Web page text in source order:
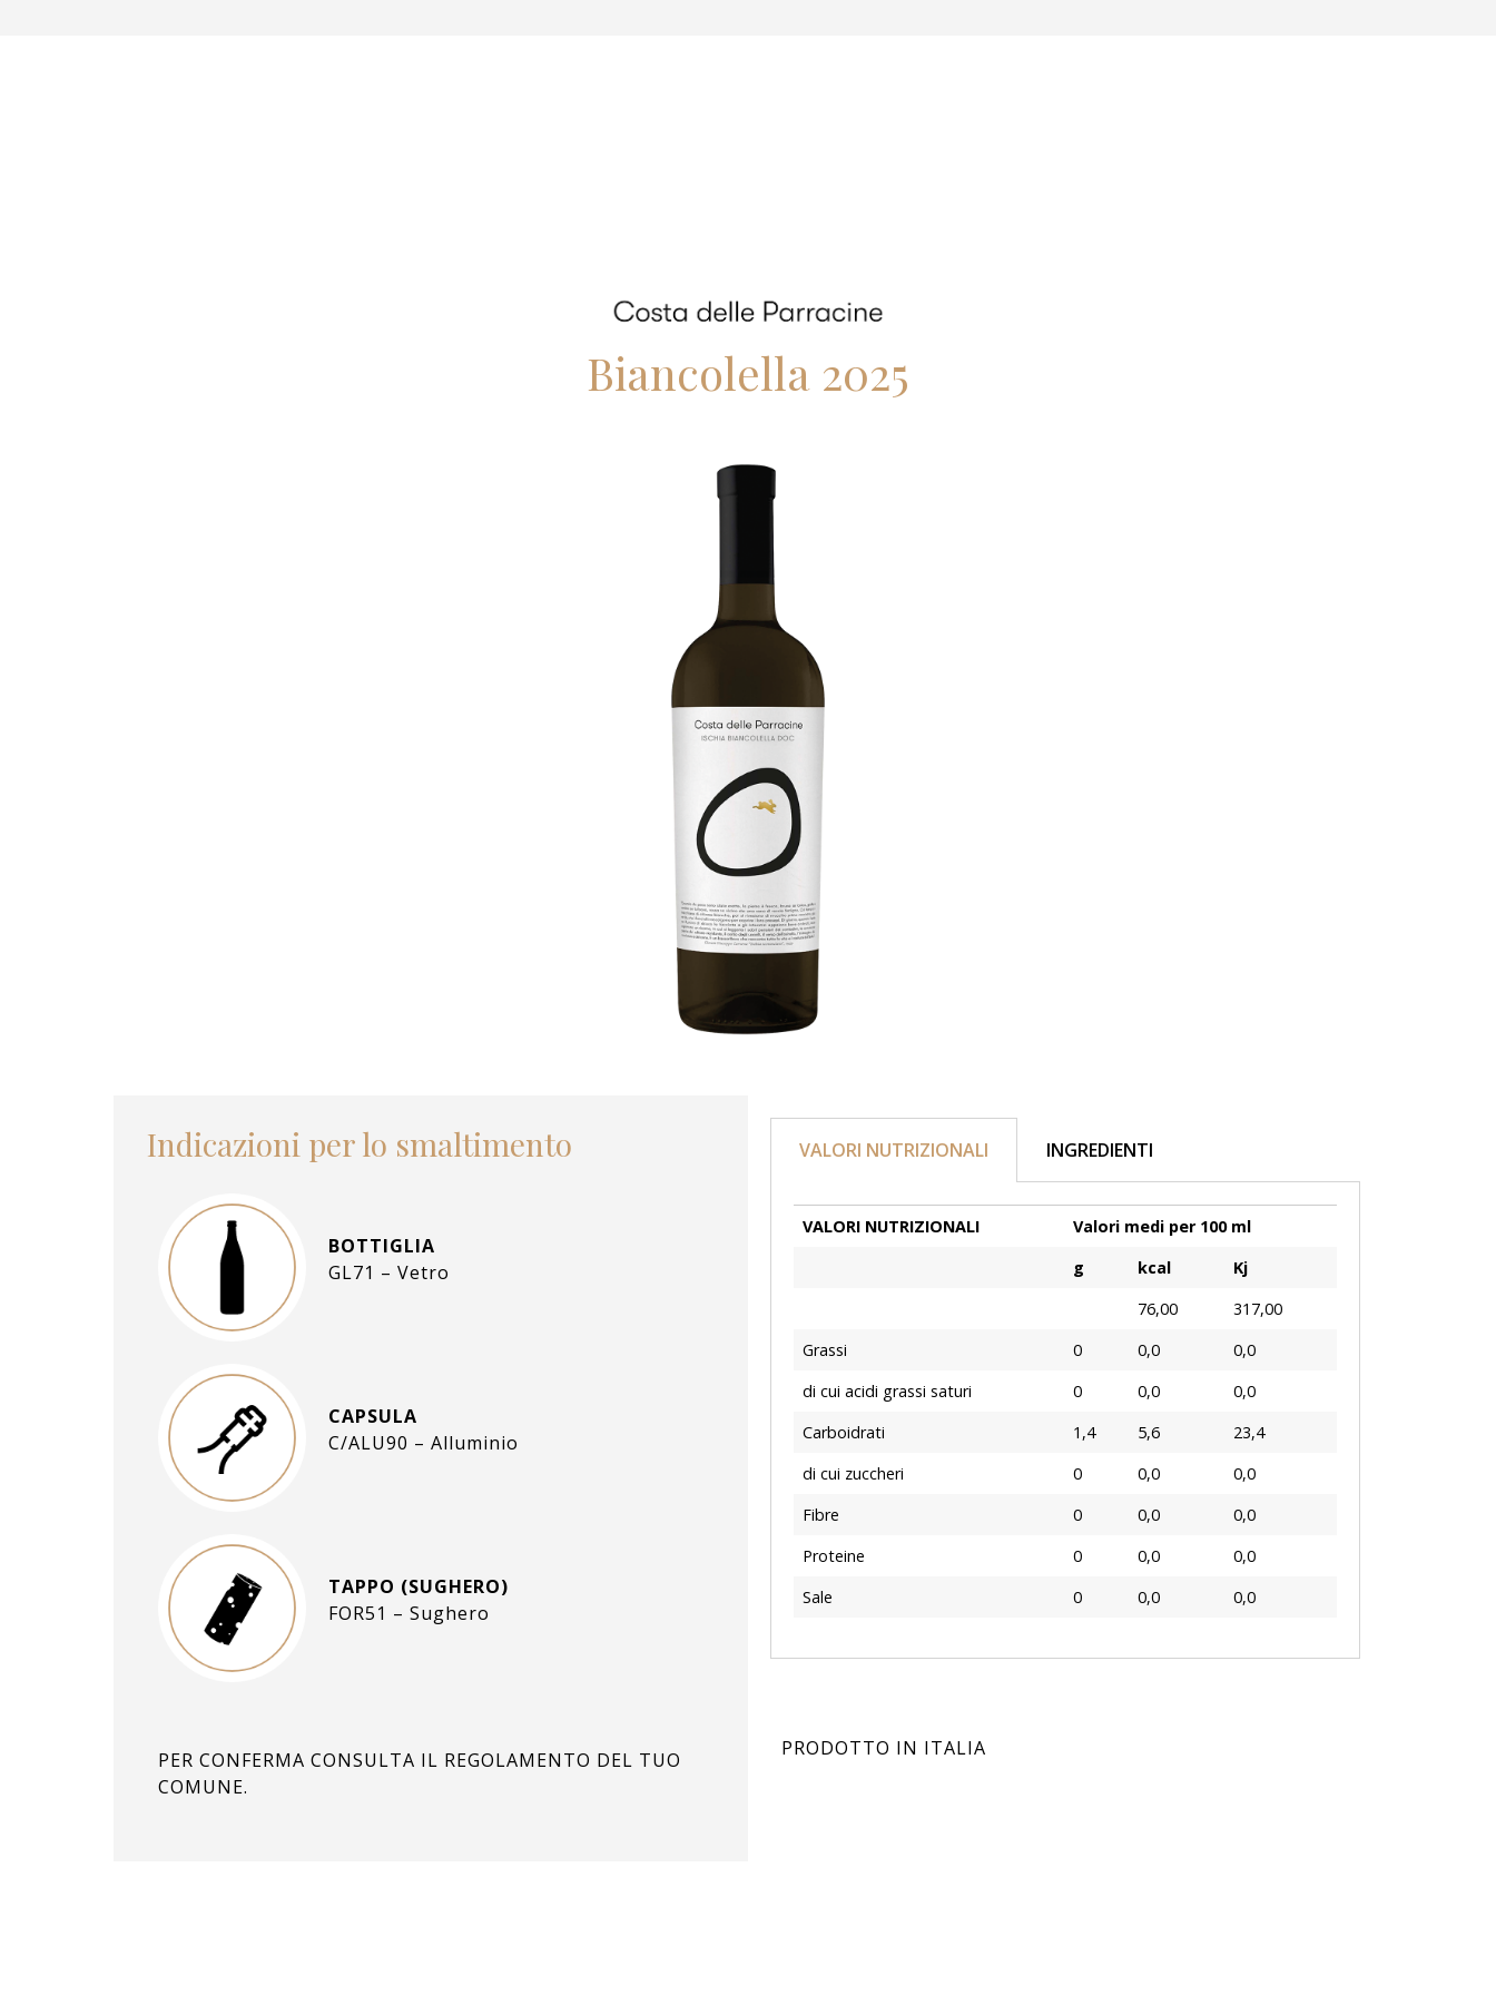
Biancolella 2025
Indicazioni per lo smaltimento
BOTTIGLIA
GL71 – Vetro
CAPSULA
C/ALU90 – Alluminio
TAPPO (SUGHERO)
FOR51 – Sughero
PER CONFERMA CONSULTA IL REGOLAMENTO DEL TUO
COMUNE.
VALORI NUTRIZIONALI INGREDIENTI
VALORI NUTRIZIONALI
Valori medi per 100 ml
g
kcal
Kj
76,00
317,00
Grassi
0 0,0
0,0
di cui acidi grassi saturi
0 0,0
0,0
Carboidrati
1,4 5,6
23,4
di cui zuccheri
0 0,0
0,0
Fibre
0 0,0
0,0
Proteine
0 0,0
0,0
Sale
0 0,0 0,0
PRODOTTO IN ITALIA